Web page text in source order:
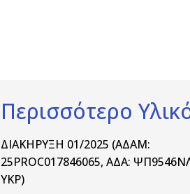
Περισσότερο
ΔΙΑΚΗΡΥΞΗ 01/2025 (ΑΔΑΜ:
25PROC017846065, ΑΔΑ:
ΥΚΡ)